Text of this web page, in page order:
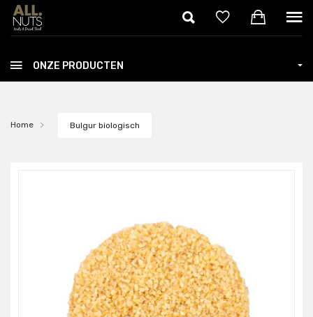
Skip to main content
ONZE PRODUCTEN
Home Bulgur biologisch